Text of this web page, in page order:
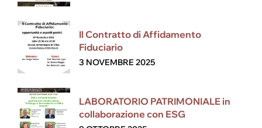
Il Contratto di Affidamento
Fiduciario
3 NOVEMBRE 2025
LABORATORIO PATRIMONIALE in
collaborazione con ESG